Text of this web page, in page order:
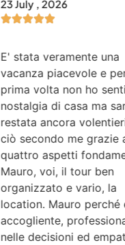
23 July , 2026
E' stata veramente una
vacanza piacevole e
prima volta non ho
nostalgia di casa ma
restata ancora
ciò secondo me grazie
quattro aspetti
Mauro, voi, il tour ben
organizzato e vario, la
location. Mauro perché
accogliente,
nelle decisioni ed